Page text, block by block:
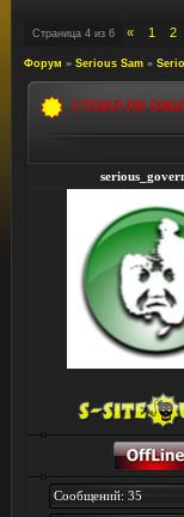
Страница 4 из 6 « 1 2
Форум » Serious Sam »
СТОИЛ ЛИ
Сообщений: 35